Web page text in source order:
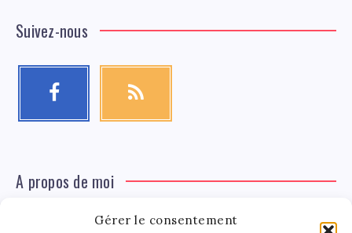
Gérer le consentement
Suivez-nous
A propos de moi
Léa Tinger